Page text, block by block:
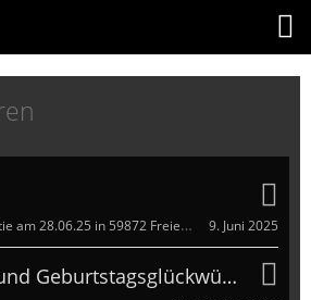
Sommergrillen bei Frostie am 28.06.25 in 59872 Freienohl 9. Juni 2025
Glückwünsche und Geburtstagsglückwünsche